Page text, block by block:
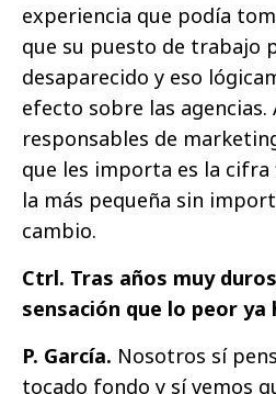
experiencia que podía
que su puesto de trabajo
desaparecido y eso
efecto sobre las
responsables de
que les importa es la
la más pequeña sin
cambio.
Ctrl. Tras años muy
sensación que lo peor ya
P. García. Nosotros sí
tocado fondo y sí vemos